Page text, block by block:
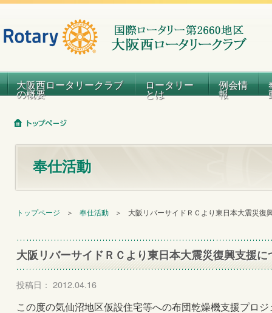
大阪西ロータリークラブ
の概要
ロータリー
とは
例会情
報
奉仕活動
トップページ ＞ 奉仕活動 ＞ 大阪リバーサイドＲＣより東日本大震災復
大阪リバーサイドＲＣより東日本大震災復興支援
投稿日： 2012.04.16
この度の気仙沼地区仮設住宅等への布団乾燥機支援プロ